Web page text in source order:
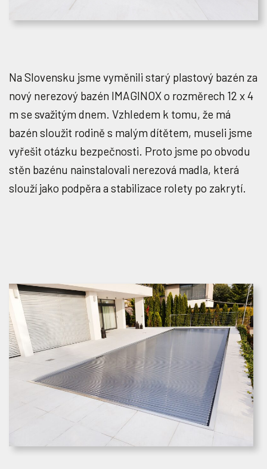
Na Slovensku jsme vyměnili starý plastový bazén za
nový nerezový bazén IMAGINOX o rozměrech 12 x 4
m se svažitým dnem. Vzhledem k tomu, že má
bazén sloužit rodině s malým dítětem, museli jsme
vyřešit otázku bezpečnosti. Proto jsme po obvodu
stěn bazénu nainstalovali nerezová madla, která
slouží jako podpěra a stabilizace rolety po zakrytí.